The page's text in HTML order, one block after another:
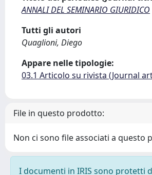
ANNALI DEL SEMINARIO GIURIDICO
Tutti gli autori
Quaglioni, Diego
Appare nelle tipologie:
03.1 Articolo su rivista (Journal
File in questo prodotto:
Non ci sono file associati a questo
I documenti in IRIS sono protetti